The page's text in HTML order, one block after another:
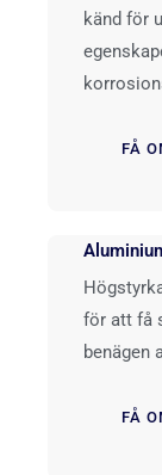
känd för
FÅ
för att få
benägen
FÅ